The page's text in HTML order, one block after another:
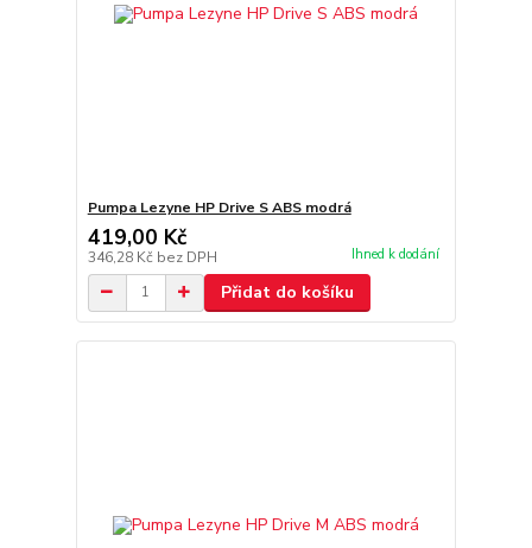
Pumpa Lezyne HP Drive S ABS modrá
419,00 Kč
346,28 Kč bez DPH Ihned k dodání
Přidat do košíku